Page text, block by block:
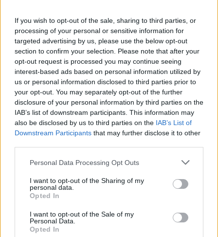
If you wish to opt-out of the sale, sharing to third parties, or
processing of your personal or sensitive information for
targeted advertising by us, please use the below opt-out
section to confirm your selection. Please note that after your
opt-out request is processed you may continue seeing
interest-based ads based on personal information utilized by
us or personal information disclosed to third parties prior to
your opt-out. You may separately opt-out of the further
disclosure of your personal information by third parties on the
IAB’s list of downstream participants. This information may
also be disclosed by us to third parties on the IAB’s List of
Downstream Participants that may further disclose it to other
Personal Data Processing Opt Outs
I want to opt-out of the Sharing of my
personal data.
Opted In
I want to opt-out of the Sale of my
Personal Data.
Opted In
07.08.2026 - Bosch Powertrain s.r.o. Jihlava • linkový střídač • mzda
48.400 Kč • příspěvek na ubytování (Jihlava, okres Jihlava)
07.08.2026 -Bosch Powertrain s.r.o. Jihlava • obsluha CNC strojů •
48.400 Kč • náborový bonus 50.000 Kč • příspěvek na ubytování
okres Jihlava)
07.08.2026 -Specialista pro elektronická zařízení údržby (m/ž) (tř.
Klementa 869, Mladá Boleslav II)
06.08.2026 -Bosch Powertrain s.r.o. Jihlava • CNC operátor• mzda
Kč • náborový bonus 50.000 Kč • příspěvek na ubytování (Jihlava,
Jihlava)
06.08.2026 -Bosch Powertrain s.r.o. • montážní dělník • mzda 44.700
týdenní zálohy na mzdu 2.000 Kč (Jihlava, okres Jihlava)
... další nabídky zaměstnání